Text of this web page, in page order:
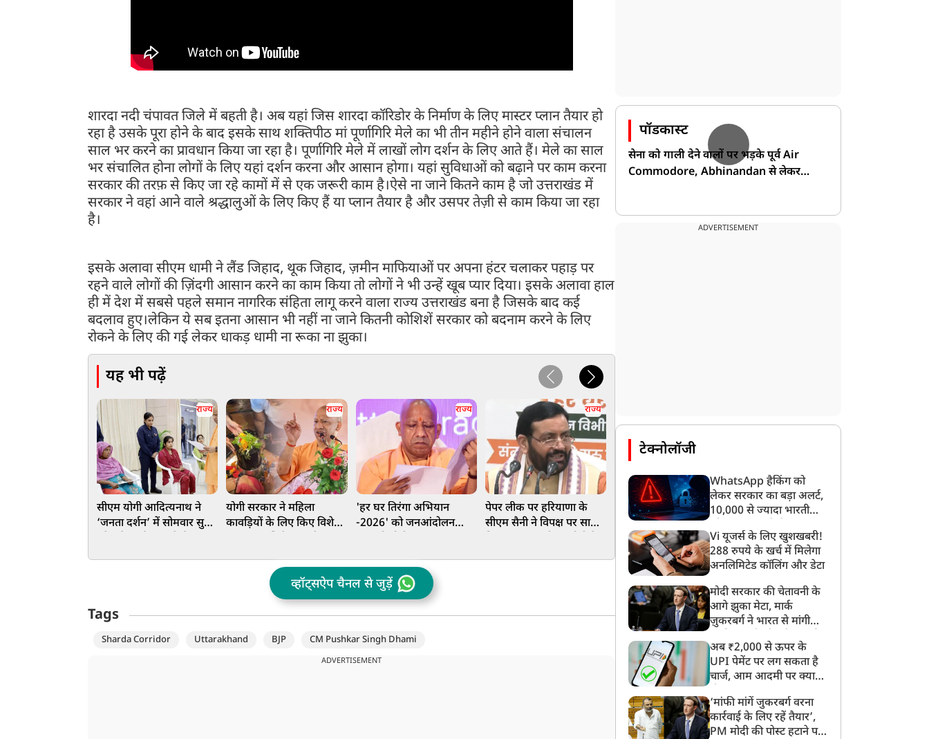
शारदा नदी चंपावत जिले में बहती है। अब यहां जिस शारदा कॉरिडोर के निर्माण के लिए मास्टर प्लान तैयार हो
रहा है उसके पूरा होने के बाद इसके साथ शक्तिपीठ मां पूर्णागिरि मेले का भी तीन महीने होने वाला संचालन
साल भर करने का प्रावधान किया जा रहा है। पूर्णागिरि मेले में लाखों लोग दर्शन के लिए आते हैं। मेले का साल
भर संचालित होना लोगों के लिए यहां दर्शन करना और आसान होगा। यहां सुविधाओं को बढ़ाने पर काम करना
सरकार की तरफ़ से किए जा रहे कामों में से एक जरूरी काम है।ऐसे ना जाने कितने काम है जो उत्तराखंड में
सरकार ने वहां आने वाले श्रद्धालुओं के लिए किए हैं या प्लान तैयार है और उसपर तेज़ी से काम किया जा रहा
है।
इसके अलावा सीएम धामी ने लैंड जिहाद, थूक जिहाद, ज़मीन माफियाओं पर अपना हंटर चलाकर पहाड़ पर
रहने वाले लोगों की ज़िंदगी आसान करने का काम किया तो लोगों ने भी उन्हें खूब प्यार दिया। इसके अलावा हाल
ही में देश में सबसे पहले समान नागरिक संहिता लागू करने वाला राज्य उत्तराखंड बना है जिसके बाद कई
बदलाव हुए।लेकिन ये सब इतना आसान भी नहीं ना जाने कितनी कोशिशें सरकार को बदनाम करने के लिए
रोकने के लिए की गई लेकर धाकड़ धामी ना रूका ना झुका।
यह भी पढ़ें
राज्य
सीएम योगी आदित्यनाथ ने
‘जनता दर्शन’ में सोमवार सुबह
राज्य
योगी सरकार ने महिला
कावड़ियों के लिए किए विशेष
राज्य
'हर घर तिरंगा अभियान
-2026' को जनआंदोलन
राज्य
पेपर लीक पर हरियाणा के
सीएम सैनी ने विपक्ष पर साधा
योगी सरकार में ऊर्जा क्षेत्र की
बड़ी उपलब्धि, 90 दिनों में 49
बार देश में सर्वाधिक बिजली
आपूर्ति कर यूपी बना नंबर-1
उत्तराखंड के सीमांत क्षेत्रों तक
धामी ने दिया सहयोग का
भरोसा
व्हॉट्सऐप चैनल से जुड़ें
Tags
Sharda Corridor Uttarakhand BJP CM Pushkar Singh Dhami
ADVERTISEMENT
पॉडकास्ट
सेना को गाली देने वालों पर भड़के पूर्व Air
Commodore, Abhinandan से लेकर
ADVERTISEMENT
टेक्नोलॉजी
WhatsApp हैकिंग को
लेकर सरकार का बड़ा अलर्ट,
10,000 से ज्यादा भारतीयों
गया
Vi यूजर्स के लिए खुशखबरी!
288 रुपये के खर्च में मिलेगा
अनलिमिटेड कॉलिंग और डेटा
मोदी सरकार की चेतावनी के
आगे झुका मेटा, मार्क
ज़ुकरबर्ग ने भारत से मांगी
अब ₹2,000 से ऊपर के
UPI पेमेंट पर लग सकता है
चार्ज, आम आदमी पर क्या
‘मांफी मांगें जुकरबर्ग वरना
कार्रवाई के लिए रहें तैयार’,
PM मोदी की पोस्ट हटाने पर